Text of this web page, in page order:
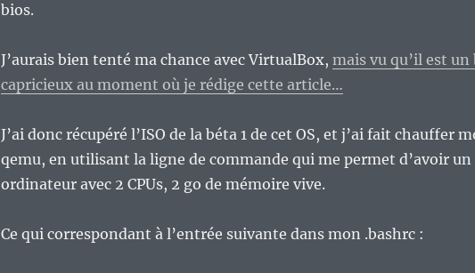
bios.
J’aurais bien tenté ma chance avec VirtualBox, mais vu qu’il est un
capricieux au moment où je rédige cette article…
J’ai donc récupéré l’ISO de la béta 1 de cet OS, et j’ai fait chauffer
qemu, en utilisant la ligne de commande qui me permet d’avoir un
ordinateur avec 2 CPUs, 2 go de mémoire vive.
Ce qui correspondant à l’entrée suivante dans mon .bashrc :